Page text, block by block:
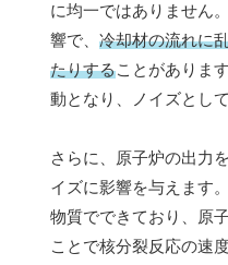
に均一ではありません
響で、 冷却材の流れに
たりすることがありま
動となり、ノイズとし
さらに、原子炉の出力
イズに影響を与えます
物質でできており、原
ことで核分裂反応の速